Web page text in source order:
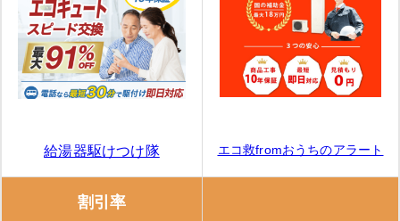
交換できるくんの口コミ
ガスペック
ガスペックの特徴
ガスペックの口コミ
エコキュート交換の窓口
給湯器駆けつけ隊 エコ救fromおうちのアラート
割引率